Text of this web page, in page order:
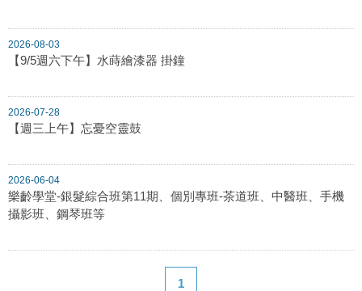
2026-08-03
【9/5週六下午】水蒔繪漆器 掛鐘
2026-07-28
【週三上午】忘憂空靈鼓
2026-06-04
樂齡學堂-銀髮綜合班第11期、個別專班-茶道班、中醫班、手機
攝影班、鋼琴班等
1